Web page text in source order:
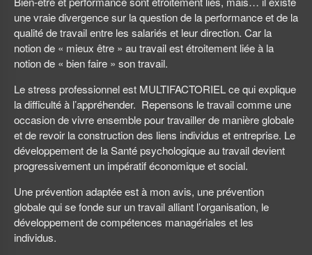
une vraie divergence sur la question de la performance et de la
qualité de travail entre les salariés et leur direction. Car la
notion de « mieux être » au travail est étroitement liée à la
notion de « bien faire » son travail.
Le stress professionnel est MULTIFACTORIEL ce qui explique
la difficulté à l’appréhender. Repensons le travail comme une
occasion de vivre ensemble pour travailler de manière globale
et de revoir la construction des liens individus et entreprise. Le
développement de la Santé psychologique au travail devient
progressivement un impératif économique et social.
Une prévention adaptée est à mon avis, une prévention
globale qui se fonde sur un travail alliant l’organisation, le
développement de compétences managériales et les
individus.